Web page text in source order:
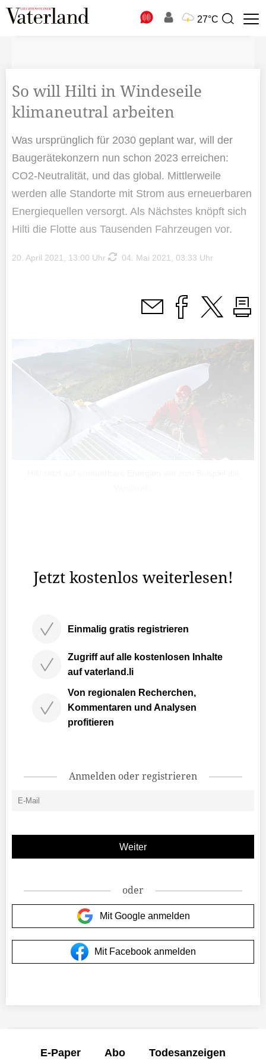
27°C
Suchbegriff
So will Hilti in Windeseile
klimaneutral arbeiten
Was ursprünglich für 2030 geplant war, will der
Baugerätekonzern nun schon 2023 erreichen:
CO2-Neutralität, und das global. Mittlerweile
werden alle Standorte mit Strom aus erneuerbaren
Energiequellen versorgt. Als Nächstes knöpft sich
Hilti die Flotte aus Tausenden Fahrzeugen vor.
20. April 2021, 13:00 Uhr 04. Mai 2021, 03:33 Uhr
Jetzt kostenlos weiterlesen!
Einmalig gratis registrieren
Zugriff auf alle kostenlosen Inhalte
auf vaterland.li
Von regionalen Recherchen,
Kommentaren und Analysen
profitieren
Anmelden oder registrieren
oder
Mit Google anmelden
Mit Facebook anmelden
E-Paper Abo Todesanzeigen